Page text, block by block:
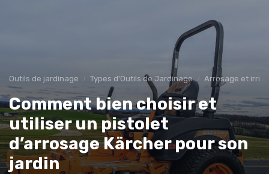
Outils de jardinage Types d'Outils de Jardinage Arrosage et
Comment bien choisir et
utiliser un pistolet
d’arrosage Kärcher pour son
jardin